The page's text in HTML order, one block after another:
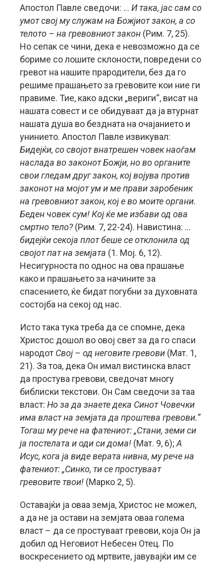
Апостол Павле сведочи: … И така, јас сам со
умот свој му служам на Божјиот закон, а со
телото – на гревовниот закон (Рим. 7, 25).
Но сепак се чини, дека е невозможно да се
бориме со лошите склоности, повредени со
гревот на нашите прародители, без да го
решиме прашањето за гревовите кои ние ги
правиме. Тие, како адски „вериги“, висат на
нашата совест и се обидуваат да ја втурнат
нашата душа во бездната на очајанието и
унинието. Апостол Павле извикувал:
Бидејќи, со својот внатрешен човек наоѓам
наслада во законот Божји, но во органите
свои гледам друг закон, кој војува против
законот на мојот ум и ме прави заробеник
на гревовниот закон, кој е во моите органи.
Беден човек сум! Кој ќе ме избави од ова
смртно тело?(Рим. 7, 22-24). Навистина: …
бидејќи секоја плот беше се отклонила од
својот пат на земјата (1. Мој. 6, 12).
Несигурноста по однос на ова прашање
како и прашањето за начините за
спасението, ќе бидат погубни за духовната
состојба на секој од нас.
Исто така тука треба да се спомне, дека
Христос дошол во овој свет за да гo спаси
народот Свој – од неговите гревови (Мат. 1,
21). За тоа, дека Он имал вистинска власт
да простува гревови, сведочат многу
библиски текстови. Он Сам сведочи за таа
власт: Но за да знаете дека Синот Човечки
има власт на земјата да проштева гревови.”
Тогаш му рече на фатениот: „Стани, земи си
ја постелата и оди си дома! (Мат. 9, 6); А
Исус, кога ја виде верата нивна, му рече на
фатениот: „Синко, ти се простуваат
гревовите твои! (Марко 2, 5).
Оставајќи ја оваа земја, Христос не можел,
а да не ја остави на земјата оваа голема
власт – да се простуваат гревови, која Он ја
добил од Неговиот Небесен Отец. По
воскресението од мртвите, јавувајќи им се